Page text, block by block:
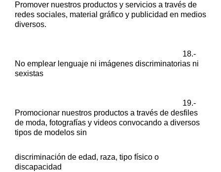
Promover nuestros productos y servicios a través de
redes sociales, material gráfico y publicidad en medios
diversos.
18.-
No emplear lenguaje ni imágenes discriminatorias ni
sexistas
19.-
Promocionar nuestros productos a través de desfiles
de moda, fotografías y videos convocando a diversos
tipos de modelos sin
discriminación de edad, raza, tipo físico o
discapacidad